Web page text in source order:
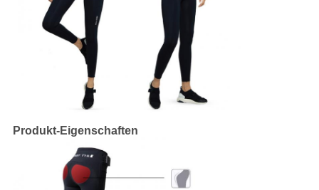
Produkt-Eigenschaften